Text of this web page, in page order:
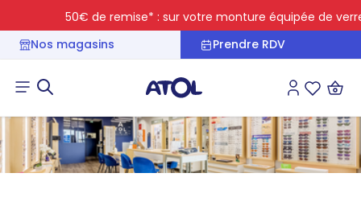
50€ de remise* : sur votre monture équipée de verres
Nos magasins
Prendre RDV
Connexion